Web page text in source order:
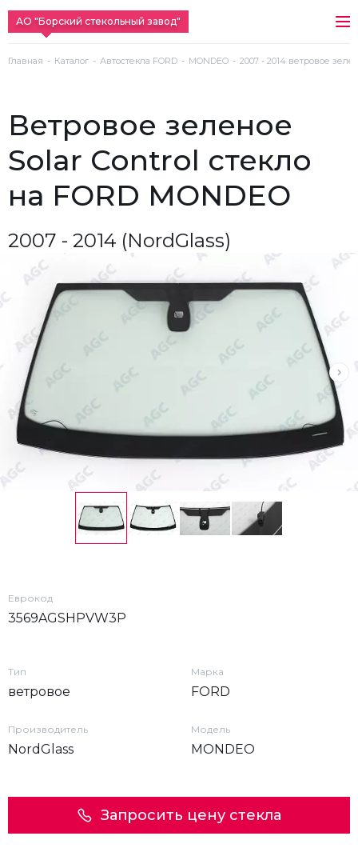
АО "Борский стекольный завод"
Главная Каталог Автостекла FORD MONDEO 2007 - 2014 ветровое
ветровое зеленое
Solar Control стекло
на FORD MONDEO
2007 - 2014 (NordGlass)
Еврокод
3569AGSHPVW3P
Тип
ветровое
Марка
FORD
Производитель
NordGlass
Модель
MONDEO
Запросить цену стекла